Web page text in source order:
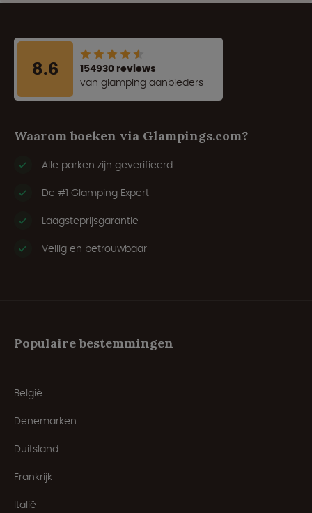
8.6
154930 reviews
van glamping aanbieders
Waarom boeken via Glampings.com?
Alle parken zijn geverifieerd
De #1 Glamping Expert
Laagsteprijsgarantie
Veilig en betrouwbaar
Populaire bestemmingen
België
Denemarken
Duitsland
Frankrijk
Italië